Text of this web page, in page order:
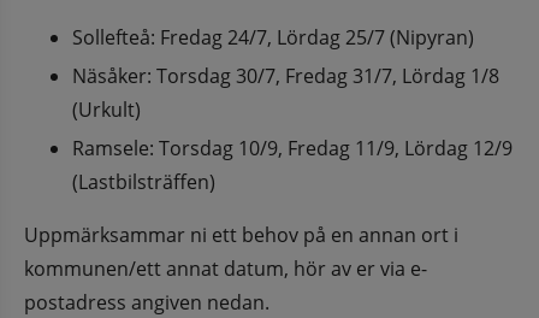
Sollefteå: Fredag 24/7, Lördag 25/7 (Nipyran)
Näsåker: Torsdag 30/7, Fredag 31/7, Lördag 1/8
(Urkult)
Ramsele: Torsdag 10/9, Fredag 11/9, Lördag 12/9
(Lastbilsträffen)
Uppmärksammar ni ett behov på en annan ort i
kommunen/ett annat datum, hör av er via e-
postadress angiven nedan.